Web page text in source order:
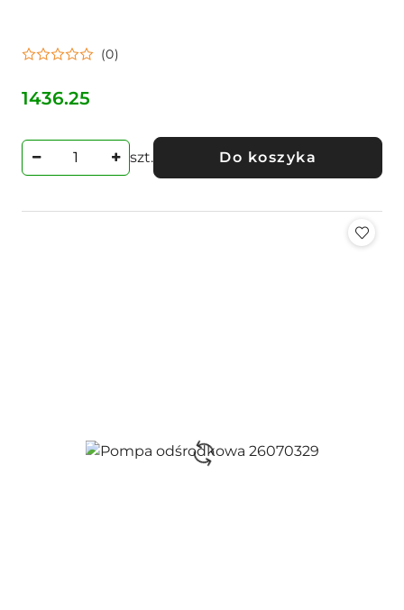
(0)
Cena:
1436.25
szt. Do koszyka